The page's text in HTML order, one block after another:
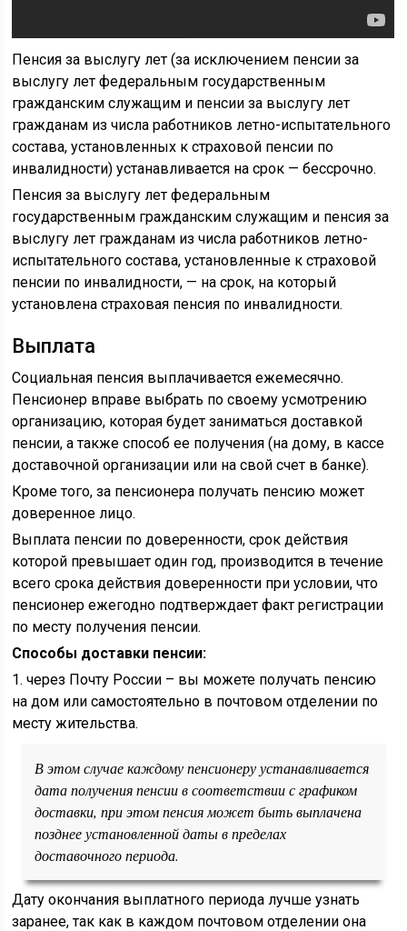
Пенсия за выслугу лет (за исключением пенсии за
выслугу лет федеральным государственным
гражданским служащим и пенсии за выслугу лет
гражданам из числа работников летно-испытательного
состава, установленных к страховой пенсии по
инвалидности) устанавливается на срок — бессрочно.
Пенсия за выслугу лет федеральным
государственным гражданским служащим и пенсия за
выслугу лет гражданам из числа работников летно-
испытательного состава, установленные к страховой
пенсии по инвалидности, — на срок, на который
установлена страховая пенсия по инвалидности.
Выплата
Социальная пенсия выплачивается ежемесячно.
Пенсионер вправе выбрать по своему усмотрению
организацию, которая будет заниматься доставкой
пенсии, а также способ ее получения (на дому, в кассе
доставочной организации или на свой счет в банке).
Кроме того, за пенсионера получать пенсию может
доверенное лицо.
Выплата пенсии по доверенности, срок действия
которой превышает один год, производится в течение
всего срока действия доверенности при условии, что
пенсионер ежегодно подтверждает факт регистрации
по месту получения пенсии.
Способы доставки пенсии:
1. через Почту России – вы можете получать пенсию
на дом или самостоятельно в почтовом отделении по
месту жительства.
В этом случае каждому пенсионеру устанавливается
дата получения пенсии в соответствии с графиком
доставки, при этом пенсия может быть выплачена
позднее установленной даты в пределах
доставочного периода.
Дату окончания выплатного периода лучше узнать
заранее, так как в каждом почтовом отделении она